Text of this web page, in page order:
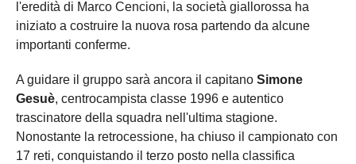
l'eredità di Marco Cencioni, la società giallorossa ha
iniziato a costruire la nuova rosa partendo da alcune
importanti conferme.
A guidare il gruppo sarà ancora il capitano Simone
Gesuè, centrocampista classe 1996 e autentico
trascinatore della squadra nell'ultima stagione.
Nonostante la retrocessione, ha chiuso il campionato con
17 reti, conquistando il terzo posto nella classifica